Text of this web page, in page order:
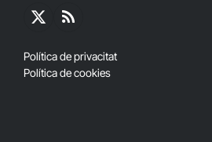
X
RSS
Política de privacitat
Política de cookies